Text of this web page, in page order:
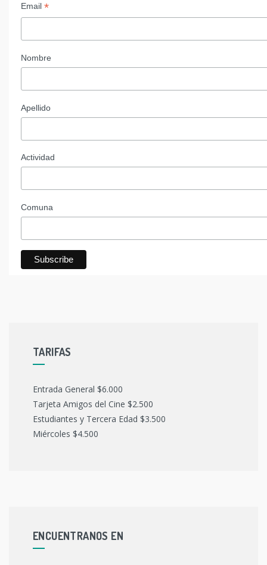
Email *
Nombre
Apellido
Actividad
Comuna
TARIFAS
Entrada General $6.000
Tarjeta Amigos del Cine $2.500
Estudiantes y Tercera Edad $3.500
Miércoles $4.500
ENCUENTRANOS EN